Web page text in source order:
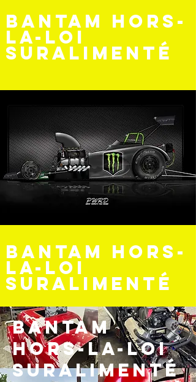
Bantam hors-
la-loi
suralimenté
Bantam hors-
la-loi
suralimenté
Bantam
hors-la-loi
suralimenté